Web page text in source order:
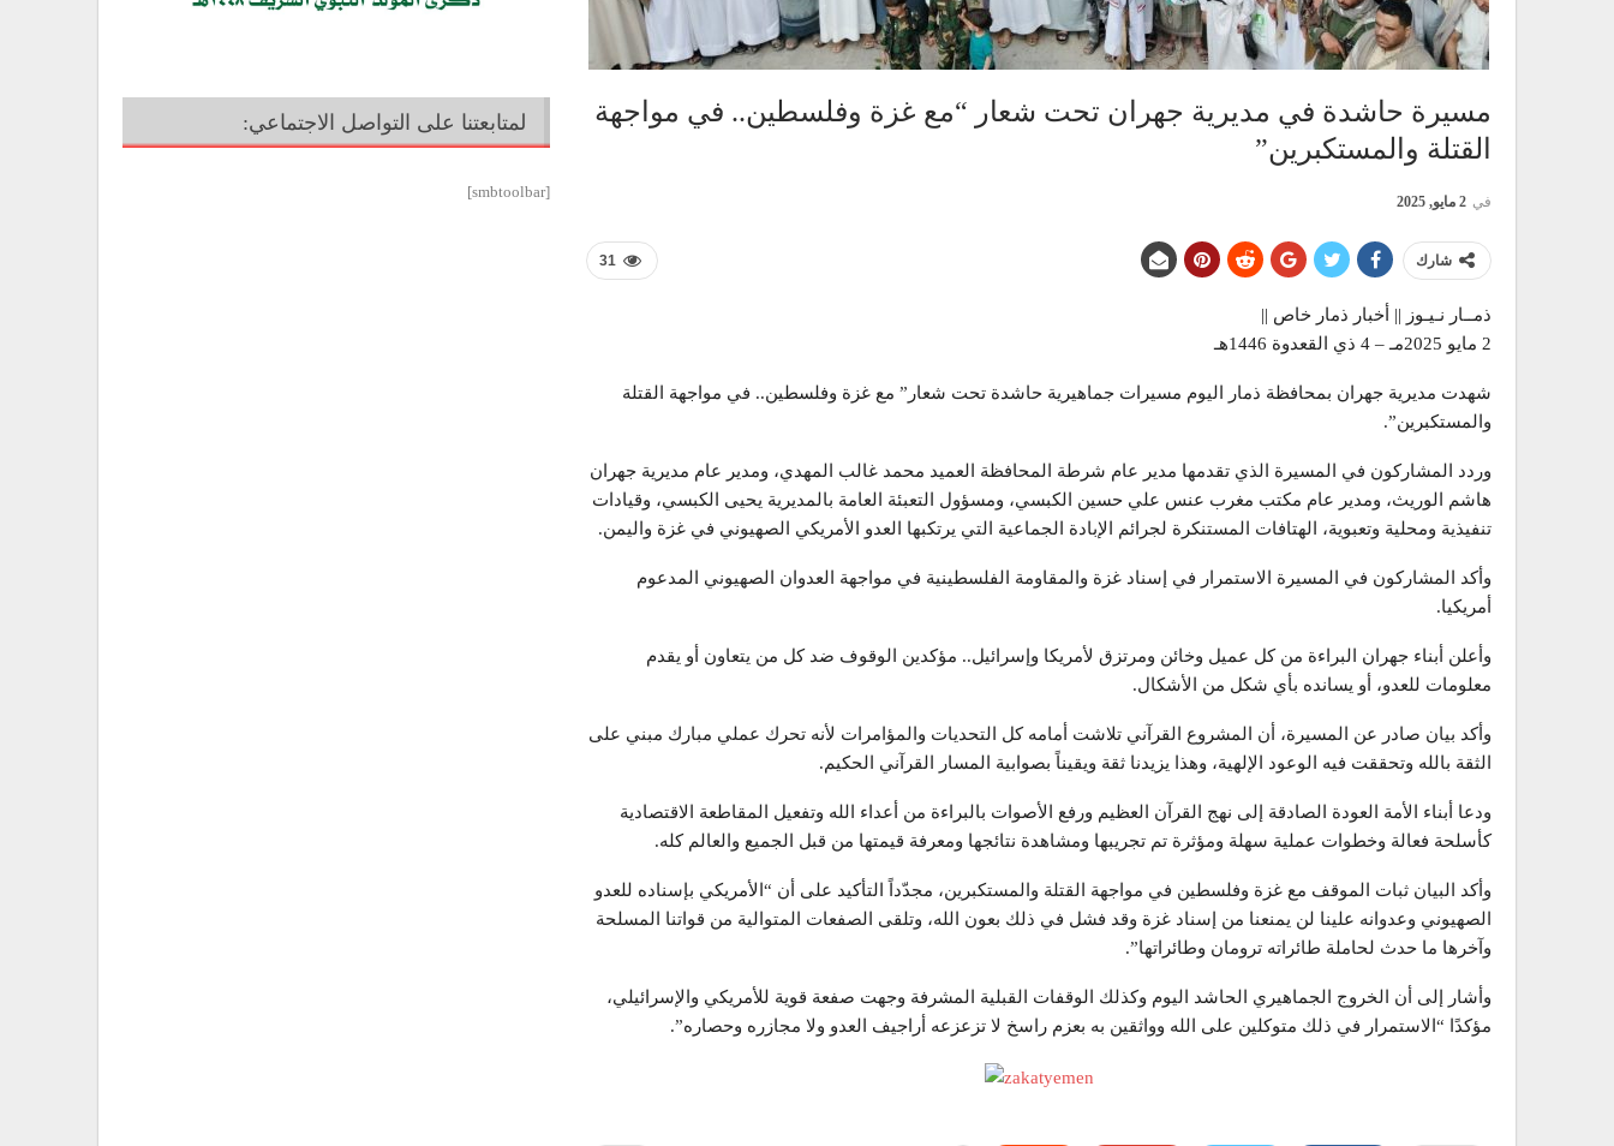
مسيرة حاشدة في مديرية جهران تحت شعار “مع غزة وفلسطين.. في مواجهة
القتلة والمستكبرين”
في 2 مايو, 2025
31 شارك
ذمــار نـيـوز || أخبار ذمار خاص ||
2 مايو 2025مـ – 4 ذي القعدوة 1446هـ
شهدت مديرية جهران بمحافظة ذمار اليوم مسيرات جماهيرية حاشدة تحت شعار” مع غزة وفلسطين.. في مواجهة القتلة
والمستكبرين”.
وردد المشاركون في المسيرة الذي تقدمها مدير عام شرطة المحافظة العميد محمد غالب المهدي، ومدير عام مديرية جهران
هاشم الوريث، ومدير عام مكتب مغرب عنس علي حسين الكبسي، ومسؤول التعبئة العامة بالمديرية يحيى الكبسي، وقيادات
تنفيذية ومحلية وتعبوية، الهتافات المستنكرة لجرائم الإبادة الجماعية التي يرتكبها العدو الأمريكي الصهيوني في غزة واليمن.
وأكد المشاركون في المسيرة الاستمرار في إسناد غزة والمقاومة الفلسطينية في مواجهة العدوان الصهيوني المدعوم
أمريكيا.
وأعلن أبناء جهران البراءة من كل عميل وخائن ومرتزق لأمريكا وإسرائيل.. مؤكدين الوقوف ضد كل من يتعاون أو يقدم
معلومات للعدو، أو يسانده بأي شكل من الأشكال.
وأكد بيان صادر عن المسيرة، أن المشروع القرآني تلاشت أمامه كل التحديات والمؤامرات لأنه تحرك عملي مبارك مبني على
الثقة بالله وتحققت فيه الوعود الإلهية، وهذا يزيدنا ثقة ويقيناً بصوابية المسار القرآني الحكيم.
ودعا أبناء الأمة العودة الصادقة إلى نهج القرآن العظيم ورفع الأصوات بالبراءة من أعداء الله وتفعيل المقاطعة الاقتصادية
كأسلحة فعالة وخطوات عملية سهلة ومؤثرة تم تجريبها ومشاهدة نتائجها ومعرفة قيمتها من قبل الجميع والعالم كله.
وأكد البيان ثبات الموقف مع غزة وفلسطين في مواجهة القتلة والمستكبرين، مجدّداً التأكيد على أن “الأمريكي بإسناده للعدو
الصهيوني وعدوانه علينا لن يمنعنا من إسناد غزة وقد فشل في ذلك بعون الله، وتلقى الصفعات المتوالية من قواتنا المسلحة
وآخرها ما حدث لحاملة طائراته ترومان وطائراتها”.
وأشار إلى أن الخروج الجماهيري الحاشد اليوم وكذلك الوقفات القبلية المشرفة وجهت صفعة قوية للأمريكي والإسرائيلي،
مؤكدًا “الاستمرار في ذلك متوكلين على الله وواثقين به بعزم راسخ لا تزعزعه أراجيف العدو ولا مجازره وحصاره”.
لمتابعتنا على التواصل الاجتماعي:
[smbtoolbar]